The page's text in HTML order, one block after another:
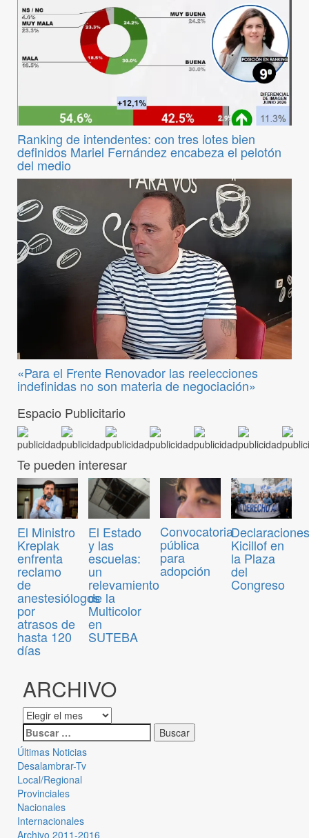
Ranking de intendentes: con tres lotes bien
definidos Mariel Fernández encabeza el pelotón
del medio
«Para el Frente Renovador las reelecciones
indefinidas no son materia de negociación»
Espacio Publicitario
Te pueden interesar
El Ministro
Kreplak
enfrenta
reclamo
de
anestesiólogos
por
atrasos de
hasta 120
días
El Estado
y las
escuelas:
un
relevamiento
de la
Multicolor
en
SUTEBA
Convocatoria
pública
para
adopción
Kicillof en
la Plaza
del
Congreso
ARCHIVO
Últimas Noticias
Desalambrar-Tv
Local/Regional
Provinciales
Nacionales
Internacionales
Archivo 2011-2016